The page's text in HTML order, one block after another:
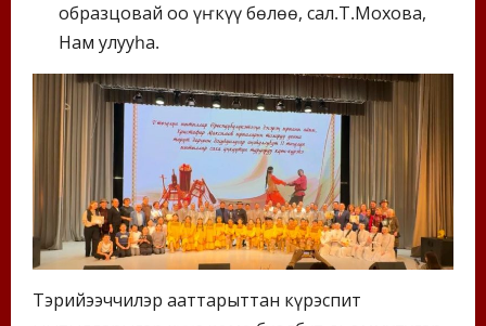
образцовай оҕо үҥкүү бөлөҕө, сал.Т.Мохова,
Нам улууһа.
Тэрийээччилэр ааттарыттан күрэспит